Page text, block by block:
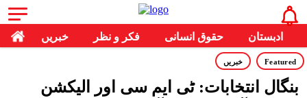
خبریں فکر و نظر حقوق انسانی ادبستان
Featured خبریں
بنگال انتخابات: ٹی ایم سی اور الیکشن